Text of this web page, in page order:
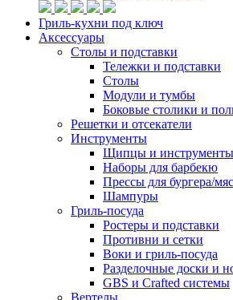
Гриль-кухни под ключ
Аксессуары
Столы и подставки
Тележки и подставки
Столы
Модули и тумбы
Боковые столики и
Решетки и отсекатели
Инструменты
Щипцы и инструменты
Наборы для барбекю
Прессы для бургера/
Шампуры
Гриль-посуда
Ростеры и подставки
Противни и сетки
Воки и гриль-посуда
Разделочные доски и
GBS и Crafted системы
Вертелы